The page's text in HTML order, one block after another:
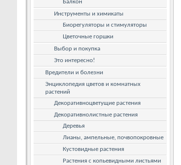
Балкон
Инструменты и химикаты
Биорегуляторы и стимуляторы
Цветочные горшки
Выбор и покупка
Это интересно!
Вредители и болезни
Энциклопедия цветов и комнатных
растений
Декоративноцветущие растения
Декоративнолистные растения
Деревья
Лианы, ампельные, почвопокровные
Кустовидные растения
Растения с копьевидными листьями